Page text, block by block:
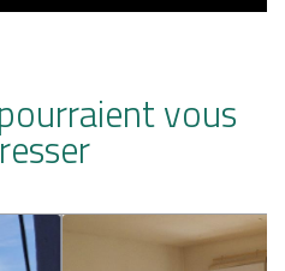
vous